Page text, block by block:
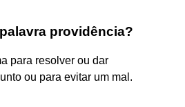
providência?
para resolver ou dar
ou para evitar um mal.